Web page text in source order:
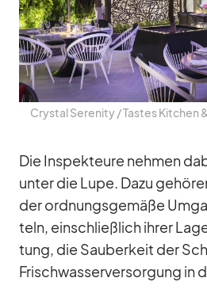
Crys­tal Se­re­nity /​ Tas­tes Kit­chen
Die In­spek­teure neh­men
un­ter die Lupe. Dazu
der ord­nungs­ge­mäße
teln, ein­schließ­lich ih­rer
tung, die Sau­ber­keit der
Frisch­was­ser­ver­sor­gung in